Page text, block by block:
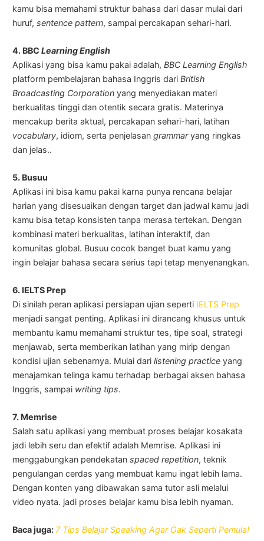
kamu bisa memahami struktur bahasa dari dasar mulai dari
huruf,sentence pattern, sampai percakapan sehari-hari.
4. BBCLearning English
Aplikasi yang bisa kamu pakai adalah,BBC Learning English
platform pembelajaran bahasa Inggris dariBritish
Broadcasting Corporation yang menyediakan materi
berkualitas tinggi dan otentik secara gratis. Materinya
mencakup berita aktual, percakapan sehari-hari, latihan
vocabulary, idiom, serta penjelasangrammaryang ringkas
dan jelas..
5. Busuu
Aplikasi ini bisa kamu pakai karna punya rencana belajar
harian yang disesuaikan dengan target dan jadwal kamu jadi
kamu bisa tetap konsisten tanpa merasa tertekan. Dengan
kombinasi materi berkualitas, latihan interaktif, dan
komunitas global. Busuu cocok banget buat kamu yang
ingin belajar bahasa secara serius tapi tetap menyenangkan.
6. IELTS Prep
Di sinilah peran aplikasi persiapan ujian seperti IELTS Prep
menjadi sangat penting. Aplikasi ini dirancang khusus untuk
membantu kamu memahami struktur tes, tipe soal, strategi
menjawab, serta memberikan latihan yang mirip dengan
kondisi ujian sebenarnya. Mulai darilistening practice yang
menajamkan telinga kamu terhadap berbagai aksen bahasa
Inggris, sampai writing tips.
7. Memrise
Salah satu aplikasi yang membuat proses belajar kosakata
jadi lebih seru dan efektif adalah Memrise. Aplikasi ini
menggabungkan pendekatanspaced repetition, teknik
pengulangan cerdas yang membuat kamu ingat lebih lama.
Dengan konten yang dibawakan sama tutor asli melalui
video nyata. jadi proses belajar kamu bisa lebih nyaman.
Baca juga: 7 Tips Belajar Speaking Agar Gak Seperti Pemula!